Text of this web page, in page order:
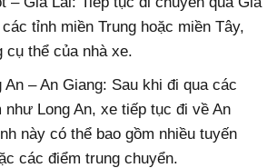
tỉnh miền Trung hoặc miền Tây,
cụ thể của nhà xe.
An – An Giang: Sau khi đi qua các
như Long An, xe tiếp tục đi về An
này có thể bao gồm nhiều tuyến
các điểm trung chuyển.